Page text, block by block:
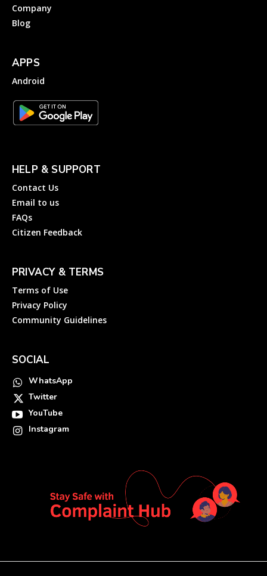
Company
Blog
APPS
Android
HELP & SUPPORT
Contact Us
Email to us
FAQs
Citizen Feedback
PRIVACY & TERMS
Terms of Use
Privacy Policy
Community Guidelines
SOCIAL
WhatsApp
Twitter
YouTube
Instagram